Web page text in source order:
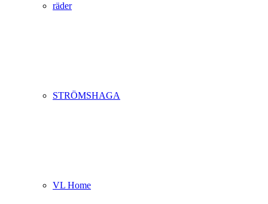
räder
STRÖMSHAGA
VL Home